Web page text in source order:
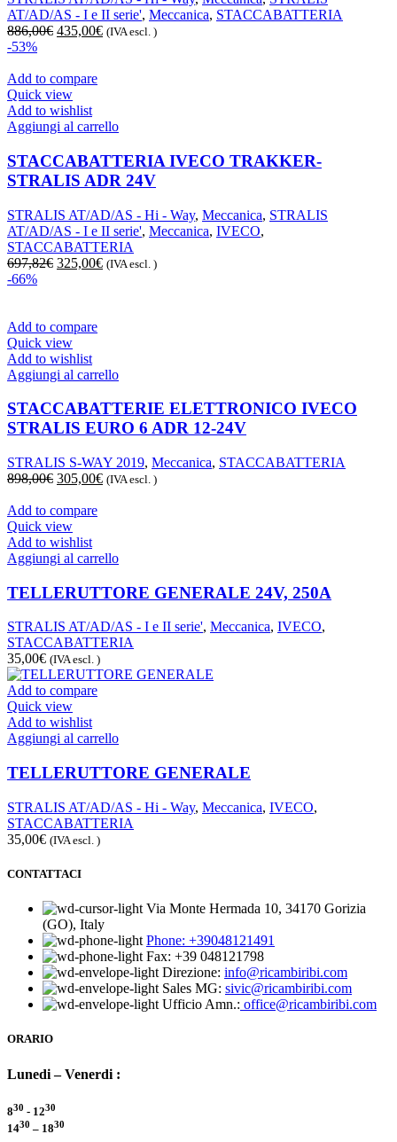
AT/AD/AS - I e II serie', Meccanica, STACCABATTERIA
886,00€ Il
era:
886,00€.
435,00€Il(IVA escl. )
-53%
Add to compare
Quick view
Add to wishlist
Aggiungi al carrello
STACCABATTERIA IVECO TRAKKER-
STRALIS ADR 24V
STRALIS AT/AD/AS - Hi - Way, Meccanica, STRALIS
AT/AD/AS - I e II serie', Meccanica, IVECO,
STACCABATTERIA
697,82€ Il
697,82€.
325,00€Il(IVA escl. )
-66%
Add to compare
Quick view
Add to wishlist
Aggiungi al carrello
STACCABATTERIE ELETTRONICO IVECO
STRALIS EURO 6 ADR 12-24V
STRALIS S-WAY 2019, Meccanica, STACCABATTERIA
898,00€ Il
originale
era:
898,00€.
305,00€Il(IVA escl. )
Add to compare
Quick view
Add to wishlist
Aggiungi al carrello
TELLERUTTORE GENERALE 24V, 250A
STRALIS AT/AD/AS - I e II serie', Meccanica, IVECO,
STACCABATTERIA
35,00€ (IVA escl. )
Add to compare
Quick view
Add to wishlist
Aggiungi al carrello
TELLERUTTORE GENERALE
STRALIS AT/AD/AS - Hi - Way, Meccanica, IVECO,
STACCABATTERIA
35,00€ (IVA escl. )
CONTATTACI
Via Monte Hermada 10, 34170 Gorizia
(GO), Italy
Phone: +39048121491
Fax: +39 048121798
Direzione: info@ricambiribi.com
Sales MG: sivic@ricambiribi.com
Ufficio Amn.: office@ricambiribi.com
ORARIO
Lunedi – Venerdi :
830 - 1230
1430 – 1830